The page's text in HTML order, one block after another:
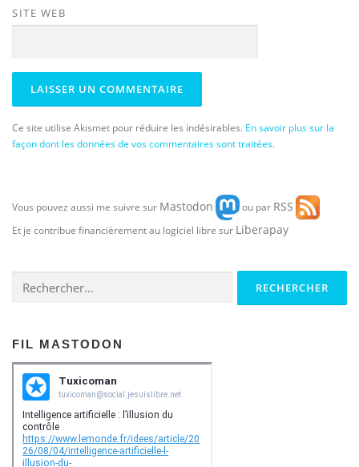
SITE WEB
Ce site utilise Akismet pour réduire les indésirables. En savoir plus sur la
façon dont les données de vos commentaires sont traitées.
Vous pouvez aussi me suivre sur Mastodon ou par RSS
Et je contribue financièrement au logiciel libre sur Liberapay
FIL MASTODON